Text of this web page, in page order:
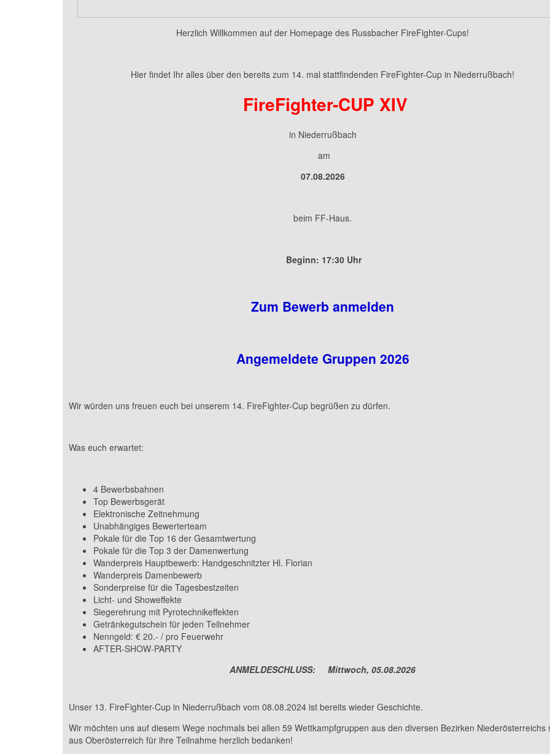
Herzlich Willkommen auf der Homepage des Russbacher FireFighter-Cups!
Hier findet Ihr alles über den bereits zum 14. mal stattfindenden FireFighter-Cup in Niederrußbach!
FireFighter-CUP XIV
in Niederrußbach
am
07.08.2026
beim FF-Haus.
Beginn: 17:30 Uhr
Zum Bewerb anmelden
Angemeldete Gruppen 2026
Wir würden uns freuen euch bei unserem 14. FireFighter-Cup begrüßen zu dürfen.
Was euch erwartet:
4 Bewerbsbahnen
Top Bewerbsgerät
Elektronische Zeitnehmung
Unabhängiges Bewerterteam
Pokale für die Top 16 der Gesamtwertung
Pokale für die Top 3 der Damenwertung
Wanderpreis Hauptbewerb: Handgeschnitzter Hl. Florian
Wanderpreis Damenbewerb
Sonderpreise für die Tagesbestzeiten
Licht- und Showeffekte
Siegerehrung mit Pyrotechnikeffekten
Getränkegutschein für jeden Teilnehmer
Nenngeld: € 20.- / pro Feuerwehr
AFTER-SHOW-PARTY
ANMELDESCHLUSS: Mittwoch, 05.08.2026
Unser 13. FireFighter-Cup in Niederrußbach vom 08.08.2024 ist bereits wieder Geschichte.
Wir möchten uns auf diesem Wege nochmals bei allen 59 Wettkampfgruppen aus den diversen Bezirken Niederösterreichs
aus Oberösterreich für ihre Teilnahme herzlich bedanken!